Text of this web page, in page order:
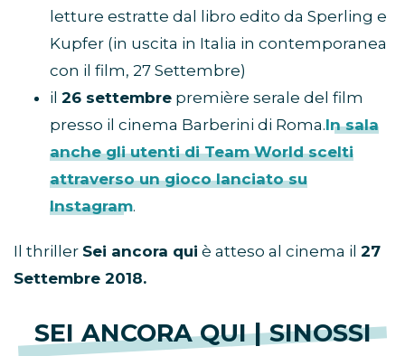
letture estratte dal libro edito da Sperling e
Kupfer (in uscita in Italia in contemporanea
con il film, 27 Settembre)
il 26 settembre première serale del film
presso il cinema Barberini di Roma.In sala
anche gli utenti di Team World scelti
attraverso un gioco lanciato su
Instagram.
Il thriller Sei ancora qui è atteso al cinema il 27
Settembre 2018.
SEI ANCORA QUI | SINOSSI